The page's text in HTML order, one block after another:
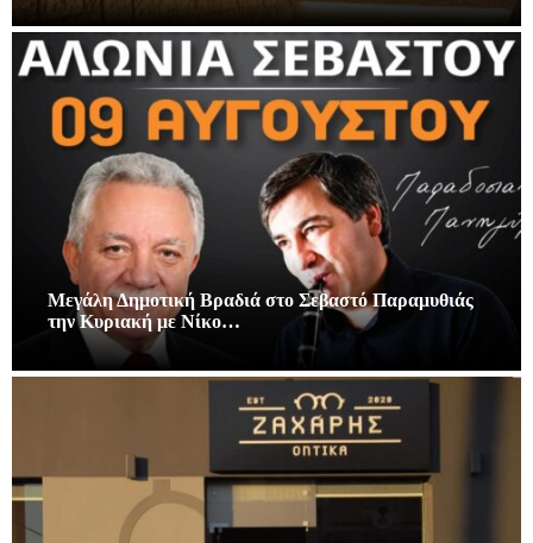
Μεγάλη Δημοτική Βραδιά στο Σεβαστό Παραμυθιάς
την Κυριακή με Νίκο…